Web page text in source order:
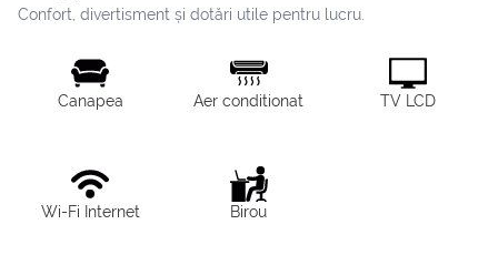
Confort, divertisment și dotări utile pentru lucru.
Canapea Aer conditionat TV LCD
Wi-Fi Internet Birou